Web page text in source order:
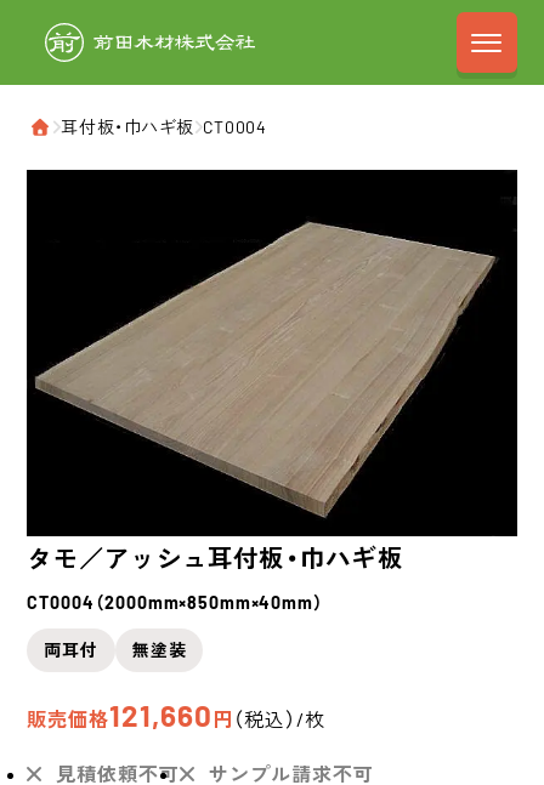
前田木材株式
ホーム
›耳付板・巾ハギ板 ›CT0004
タモ／アッシュ 耳付板・巾ハギ板
CT0004（2000mm×850mm×40mm）
両耳付 無塗装
販売価格121,660 円 （税込）/枚
見積依頼不可 サンプル請求不可